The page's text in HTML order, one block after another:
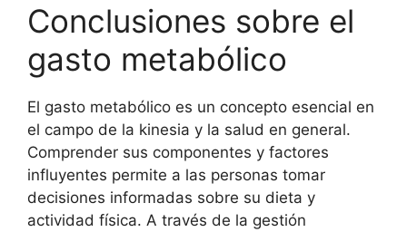
Conclusiones sobre el
gasto metabólico
El gasto metabólico es un concepto esencial en
el campo de la kinesia y la salud en general.
Comprender sus componentes y factores
influyentes permite a las personas tomar
decisiones informadas sobre su dieta y
actividad física. A través de la gestión